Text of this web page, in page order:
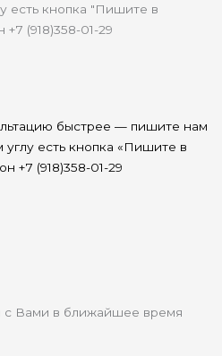
есть кнопка "Пишите в
(918)358-01-29
быстрее — пишите нам
есть кнопка «Пишите в
+7 (918)358-01-29
Вами в ближайшее время